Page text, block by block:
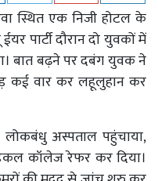
स्थित एक निजी होटल के
पार्टी दौरान दो युवकों में
बात बढ़ने पर दबंग युवक ने
कई वार कर लहूलुहान कर
अस्पताल पहुंचाया,
कॉलेज रेफर कर दिया।